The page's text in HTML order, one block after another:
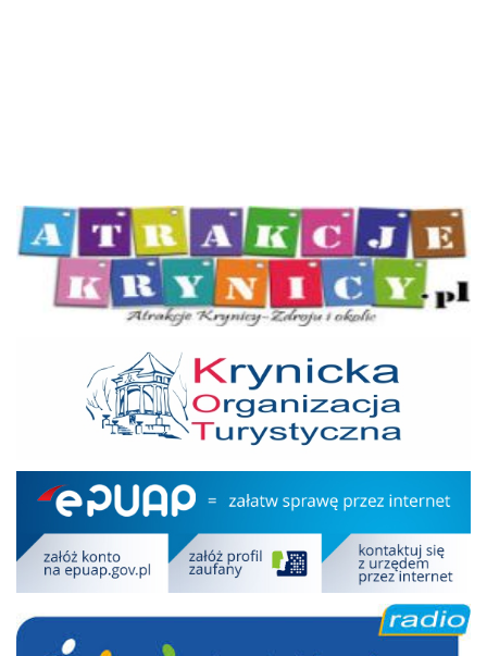
Atrakcje Krynicy